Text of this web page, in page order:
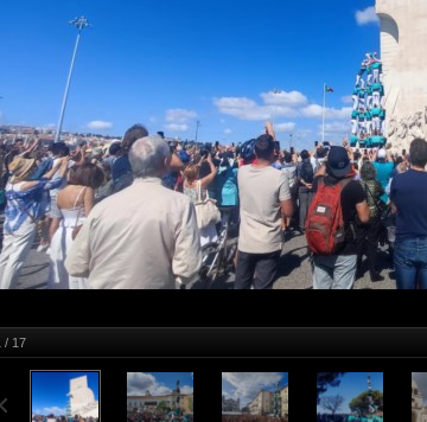
torres humanas da Catalunha chegaram a Portugal
/ 17